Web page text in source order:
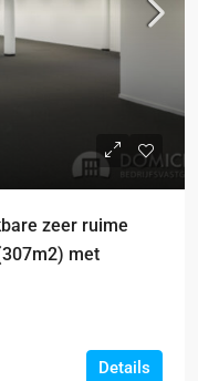
zeer ruime
met
Details